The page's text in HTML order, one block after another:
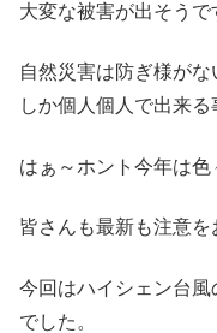
大変な被害が出そう
自然災害は防ぎ様が
しか個人個人で出来る
はぁ～ホント今年は色
皆さんも最新も注意を
今回はハイシェン台
でした。